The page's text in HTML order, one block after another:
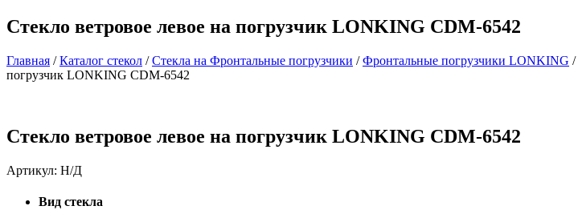
Стекло ветровое левое на погрузчик LONKING CDM-6542
Главная /Каталог стекол /Стекла на Фронтальные погрузчики /Фронтальные погрузчики LONKING /
погрузчик LONKING CDM-6542
Стекло ветровое левое на погрузчик LONKING CDM-6542
Артикул: Н/Д
Вид стекла